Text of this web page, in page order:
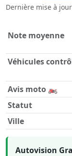
Dernière mise à
Informations clés
Note moyenne
Véhicules
Avis moto 🏍️
Statut
Ville
Autovision